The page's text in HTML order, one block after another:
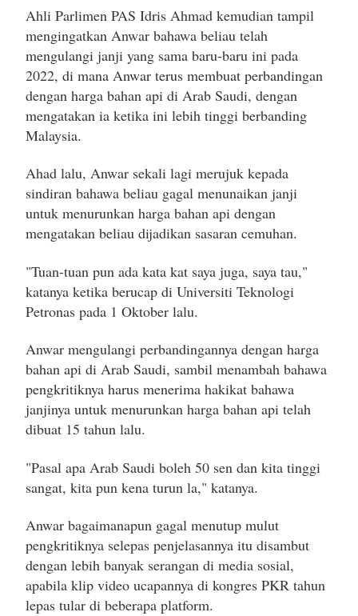
Ahli Parlimen PAS Idris Ahmad kemudian tampil
mengingatkan Anwar bahawa beliau telah
mengulangi janji yang sama baru-baru ini pada
2022, di mana Anwar terus membuat perbandingan
dengan harga bahan api di Arab Saudi, dengan
mengatakan ia ketika ini lebih tinggi berbanding
Malaysia.
Ahad lalu, Anwar sekali lagi merujuk kepada
sindiran bahawa beliau gagal menunaikan janji
untuk menurunkan harga bahan api dengan
mengatakan beliau dijadikan sasaran cemuhan.
"Tuan-tuan pun ada kata kat saya juga, saya tau,"
katanya ketika berucap di Universiti Teknologi
Petronas pada 1 Oktober lalu.
Anwar mengulangi perbandingannya dengan harga
bahan api di Arab Saudi, sambil menambah bahawa
pengkritiknya harus menerima hakikat bahawa
janjinya untuk menurunkan harga bahan api telah
dibuat 15 tahun lalu.
"Pasal apa Arab Saudi boleh 50 sen dan kita tinggi
sangat, kita pun kena turun la," katanya.
Anwar bagaimanapun gagal menutup mulut
pengkritiknya selepas penjelasannya itu disambut
dengan lebih banyak serangan di media sosial,
apabila klip video ucapannya di kongres PKR tahun
lepas tular di beberapa platform.